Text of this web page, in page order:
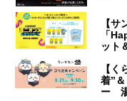
【
「
ット
【
着”
ー 湯